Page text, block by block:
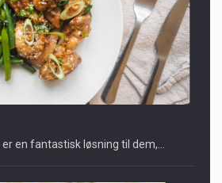
en fantastisk løsning til dem,…